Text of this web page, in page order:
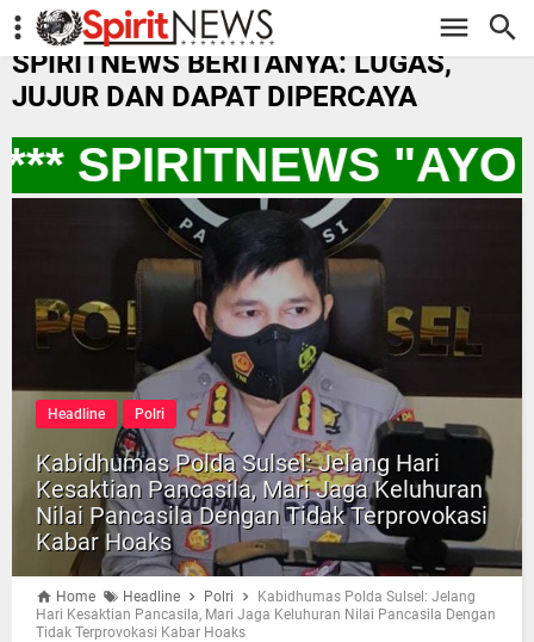
-->
SPIRITNEWS BERITANYA: LUGAS,
JUJUR DAN DAPAT DIPERCAYA
SPIRITNEWS "AYO
Headline Polri
Kabidhumas Polda Sulsel: Jelang Hari
Kesaktian Pancasila, Mari Jaga Keluhuran
Nilai Pancasila Dengan Tidak Terprovokasi
Kabar Hoaks
Home Headline Polri
Kabidhumas Polda Sulsel: Jelang
Hari Kesaktian Pancasila, Mari Jaga Keluhuran Nilai Pancasila Dengan
Tidak Terprovokasi Kabar Hoaks